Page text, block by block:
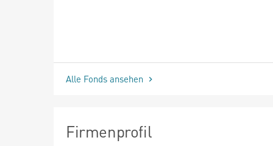
Alle Fonds ansehen
Firmenprofil